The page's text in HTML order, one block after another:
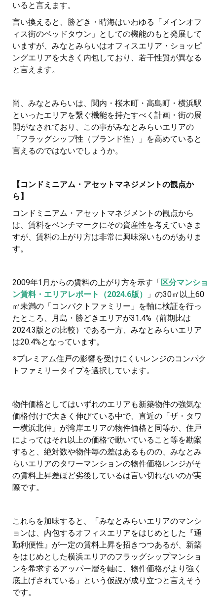
いると言えます。
言い換えると、勝どき・晴海はいわゆる「メインオフ
ィス街のベッドタウン」としての機能のもと発展して
いますが、みなとみらいはオフィスエリア・ショッピ
ングエリアを大きく内包しており、若干性質が異なる
と言えます。
尚、みなとみらいは、関内・桜木町・高島町・横浜駅
といったエリアを繋ぐ機能を持たすべく計画・街の展
開がなされており、この事がみなとみらいエリアの
「フラッグシップ性（ブランド性）」を高めていると
言えるのではないでしょうか。
【コンドミニアム・アセットマネジメントの観点か
ら】
コンドミニアム・アセットマネジメントの観点から
は、賃料をベンチマークにその資産性を考えていきま
すが、賃料の上がり方は非常に興味深いものがありま
す。
2009年1月からの賃料の上がり方を示す「 区分マンショ
ン賃料・エリアレポート（2024.6版）
」の30㎡以上60
㎡未満の「コンパクトファミリー」を軸に検証を行っ
たところ、月島・勝どきエリアが31.4%（前期比は
2024.3版との比較）である一方、みなとみらいエリア
は20.4%となっています。
※プレミアム住戸の影響を受けにくいレンジのコンパク
トファミリータイプを選択しています。
物件価格としてはいずれのエリアも新築物件の強気な
価格付けで大きく伸びている中で、直近の「ザ・タワ
ー横浜北仲」が湾岸エリアの物件価格と同等か、住戸
によってはそれ以上の価格で動いていること等を勘案
すると、絶対数や物件毎の差はあるものの、みなとみ
らいエリアのタワーマンションの物件価格レンジがそ
の賃料上昇差ほど劣後しているは言い切れないのが実
際です。
これらを加味すると、「みなとみらいエリアのマンシ
ョンは、内包するオフィスエリアをはじめとした『通
勤利便性』が一定の賃料上昇を招きつつあるが、新築
をはじめとした横浜エリアのフラッグシップマンショ
ンを希求するアッパー層を軸に、物件価格がより強く
底上げされている」という仮説が成り立つと言えそう
です。